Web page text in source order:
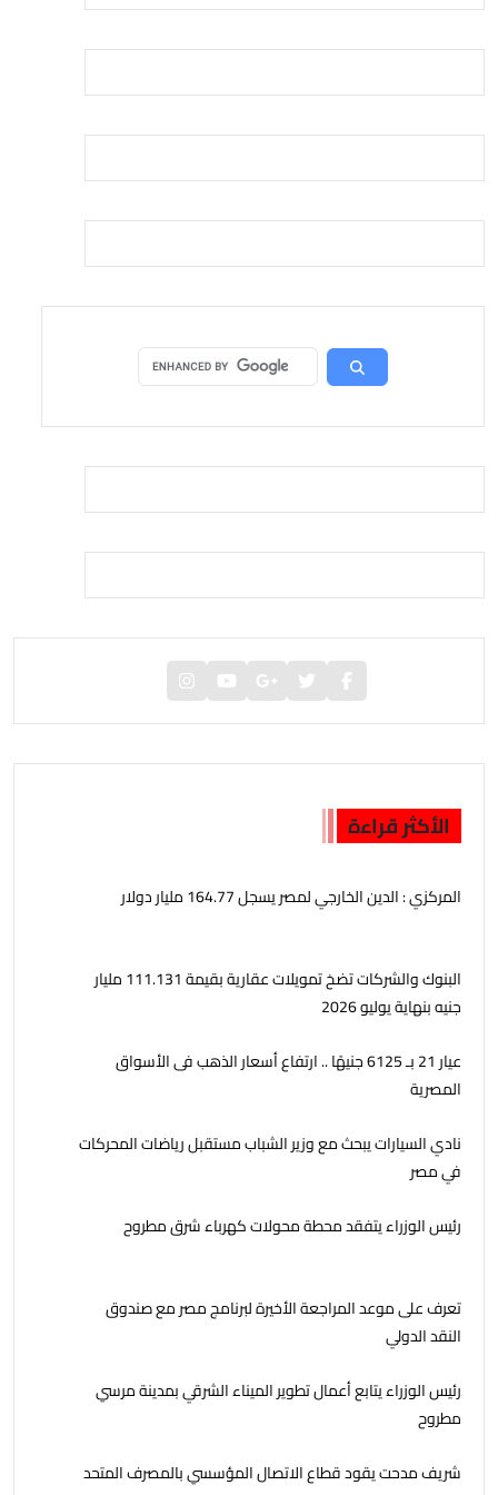
الأكثر قراءة
المركزي : الدين الخارجي لمصر يسجل 164.77 مليار دولار
البنوك والشركات تضخ تمويلات عقارية بقيمة 111.131 مليار
جنيه بنهاية يوليو 2026
عيار 21 بـ 6125 جنيهًا .. ارتفاع أسعار الذهب فى الأسواق
المصرية
نادي السيارات يبحث مع وزير الشباب مستقبل ‏‏‏رياضات المحركات
في مصر
رئيس الوزراء يتفقد محطة محولات كهرباء شرق مطروح
تعرف على موعد المراجعة الأخيرة لبرنامج مصر مع صندوق
النقد الدولي
رئيس الوزراء يتابع أعمال تطوير الميناء الشرقي بمدينة مرسي
مطروح
شريف مدحت يقود قطاع الاتصال المؤسسي بالمصرف المتحد